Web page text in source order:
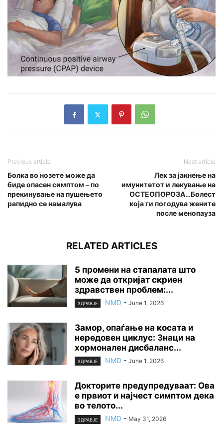
Previous article
Болка во нозете може да
биде опасен симптом – по
прекинување на пушењето
рапидно се намалува
Next article
Лек за јакнење на
имунитетот и лекување на
ОСТЕОПОРОЗА…Болест
која ги погодува жените
после менопауза
RELATED ARTICLES
5 промени на стапалата што
може да откријат скриен
здравствен проблем:...
ЗДРАВЈЕ NMD - June 1, 2026
Замор, опаѓање на косата и
нередовен циклус: Знаци на
хормонален дисбаланс...
ЗДРАВЈЕ NMD - June 1, 2026
Докторите предупредуваат: Ова
е првиот и најчест симптом дека
во телото...
ЗДРАВЈЕ NMD - May 31, 2026